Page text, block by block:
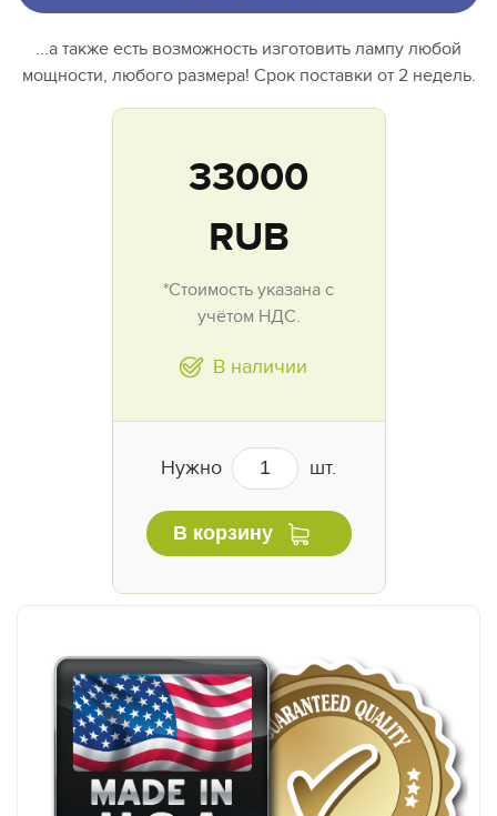
...а также есть возможность изготовить лампу любой
мощности, любого размера! Срок поставки от 2 недель.
33000
RUB
*Стоимость указана с
учётом НДС.
В наличии
Нужно шт.
В корзину